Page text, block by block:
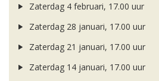
Zaterdag 4 februari, 17.00 uur
Zaterdag 28 januari, 17.00 uur
Zaterdag 21 januari, 17.00 uur
Zaterdag 14 januari, 17.00 uur